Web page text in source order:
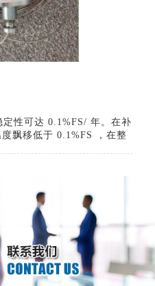
性可达 0.1%FS/ 年。在补
飘移低于 0.1%FS ，在整